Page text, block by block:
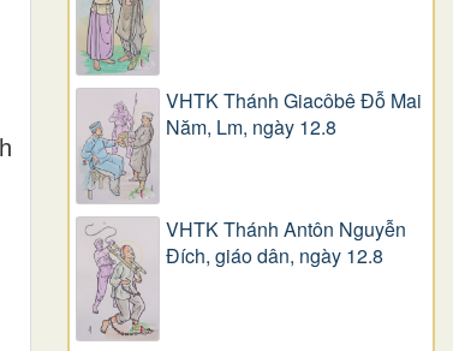
VHTK Thánh Giacôbê Ðỗ Mai
Năm, Lm, ngày 12.8
VHTK Thánh Antôn Nguyễn
Ðích, giáo dân, ngày 12.8